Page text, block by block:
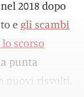
2018 dopo
e gli scambi
scorso
punta
nuovi risvolti.